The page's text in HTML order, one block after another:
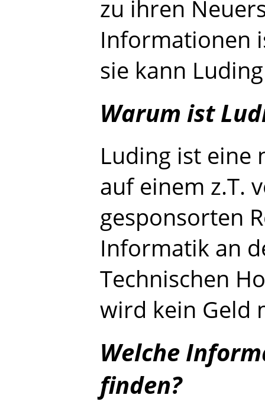
zu ihren
Informationen
sie kann
Warum ist
Luding ist eine
auf einem z.T.
gesponsorten
Informatik an
Technischen
wird kein Geld
Welche
finden?